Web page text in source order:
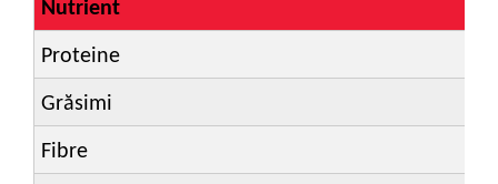
Nutrient
Proteine
Grăsimi
Fibre